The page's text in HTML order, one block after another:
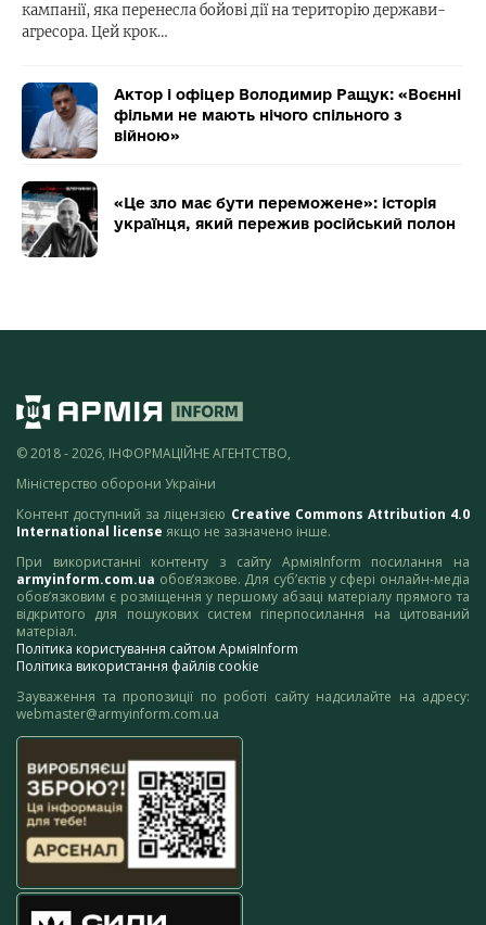
кампанії, яка перенесла бойові дії на територію держави-
агресора. Цей крок…
Актор і офіцер Володимир Ращук: «Воєнні
фільми не мають нічого спільного з
війною»
«Це зло має бути переможене»: історія
українця, який пережив російський полон
© 2018 - 2026, ІНФОРМАЦІЙНЕ АГЕНТСТВО,
Міністерство оборони України
Контент доступний за ліцензією Creative Commons Attribution 4.0
International license якщо не зазначено інше.
При використанні контенту з сайту АрміяInform посилання на
armyinform.com.ua обов’язкове. Для суб’єктів у сфері онлайн-медіа
обов’язковим є розміщення у першому абзаці матеріалу прямого та
відкритого для пошукових систем гіперпосилання на цитований
матеріал.
Політика користування сайтом АрміяInform
Політика використання файлів cookie
Зауваження та пропозиції по роботі сайту надсилайте на адресу:
webmaster@armyinform.com.ua